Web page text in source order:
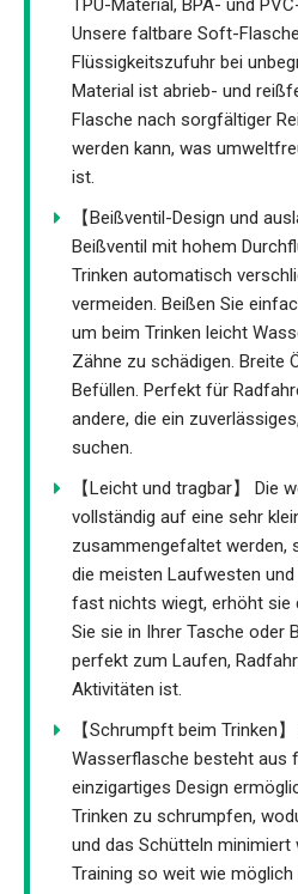
TPU-Material, BPA- und
Unsere faltbare Soft-
Flüssigkeitszufuhr bei
Material ist abrieb- und
Flasche nach sorgfältiger
werden kann, was
ist.
【Beißventil-Design und
Beißventil mit hohem
Trinken automatisch
vermeiden. Beißen Sie
um beim Trinken leicht
Zähne zu schädigen. Breite
Befüllen. Perfekt für
andere, die ein
suchen.
【Leicht und tragbar】 Die
vollständig auf eine sehr
zusammengefaltet werden,
die meisten Laufwesten
fast nichts wiegt, erhöht sie
Sie sie in Ihrer Tasche oder
perfekt zum Laufen,
Aktivitäten ist.
【Schrumpft beim Trinken
Wasserflasche besteht aus
einzigartiges Design
Trinken zu schrumpfen,
und das Schütteln minimiert
Training so weit wie